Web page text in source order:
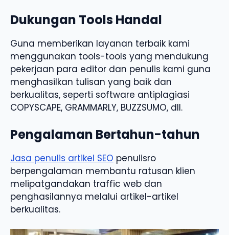
Dukungan Tools Handal
Guna memberikan layanan terbaik kami
menggunakan tools-tools yang mendukung
pekerjaan para editor dan penulis kami guna
menghasilkan tulisan yang baik dan
berkualitas, seperti software antiplagiasi
COPYSCAPE, GRAMMARLY, BUZZSUMO, dll.
Pengalaman Bertahun-tahun
Jasa penulis artikel SEO penulisro
berpengalaman membantu ratusan klien
melipatgandakan traffic web dan
penghasilannya melalui artikel-artikel
berkualitas.